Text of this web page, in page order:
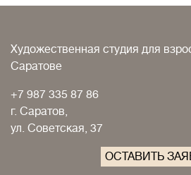
Художественная студия для
Саратове
+7 987 335 87 86
г. Саратов,
ул. Советская, 37
ОСТАВИТЬ